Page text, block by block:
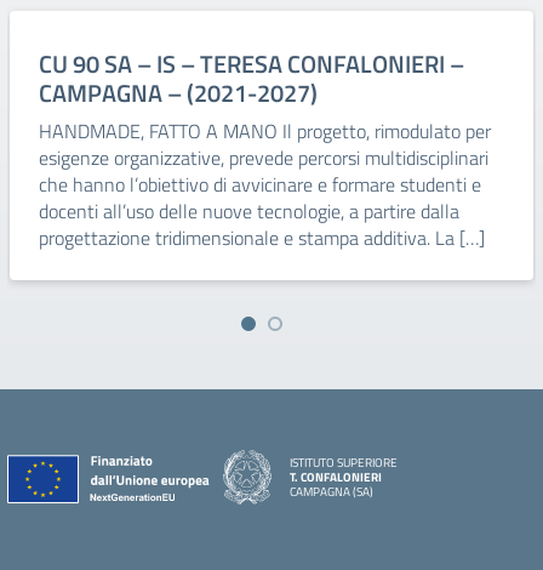
CU 90 SA – IS – TERESA CONFALONIERI –
CAMPAGNA – (2021-2027)
HANDMADE, FATTO A MANO Il progetto, rimodulato per
esigenze organizzative, prevede percorsi multidisciplinari
che hanno l’obiettivo di avvicinare e formare studenti e
docenti all’uso delle nuove tecnologie, a partire dalla
progettazione tridimensionale e stampa additiva. La […]
ISTITUTO SUPERIORE
T. CONFALONIERI
CAMPAGNA (SA)